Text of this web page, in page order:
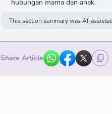
hubungan mama dan anak.
This section summary was AI-
Share Article